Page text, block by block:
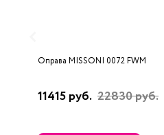
Оправа MISSONI 0072 FWM
11415 руб. 22830 руб.